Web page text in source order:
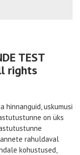
TEST
rights
hinnanguid, uskumusi
on üks
rahuldaval
kohustused,